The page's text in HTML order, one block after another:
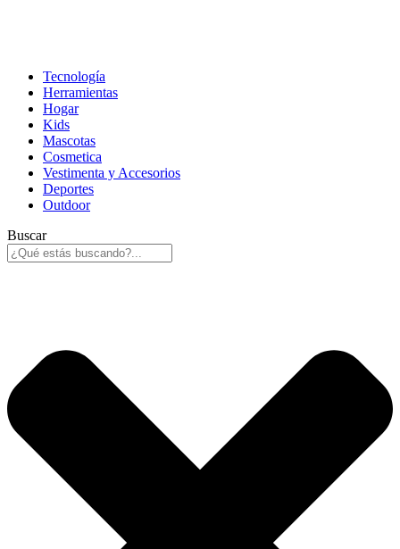
Tecnología
Herramientas
Hogar
Kids
Mascotas
Cosmetica
Vestimenta y Accesorios
Deportes
Outdoor
Buscar